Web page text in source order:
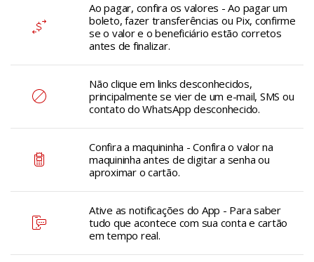
Ao pagar, confira os valores - Ao pagar um
boleto, fazer transferências ou Pix, confirme
se o valor e o beneficiário estão corretos
antes de finalizar.
Não clique em links desconhecidos,
principalmente se vier de um e-mail, SMS ou
contato do WhatsApp desconhecido.
Confira a maquininha - Confira o valor na
maquininha antes de digitar a senha ou
aproximar o cartão.
Ative as notificações do App - Para saber
tudo que acontece com sua conta e cartão
em tempo real.